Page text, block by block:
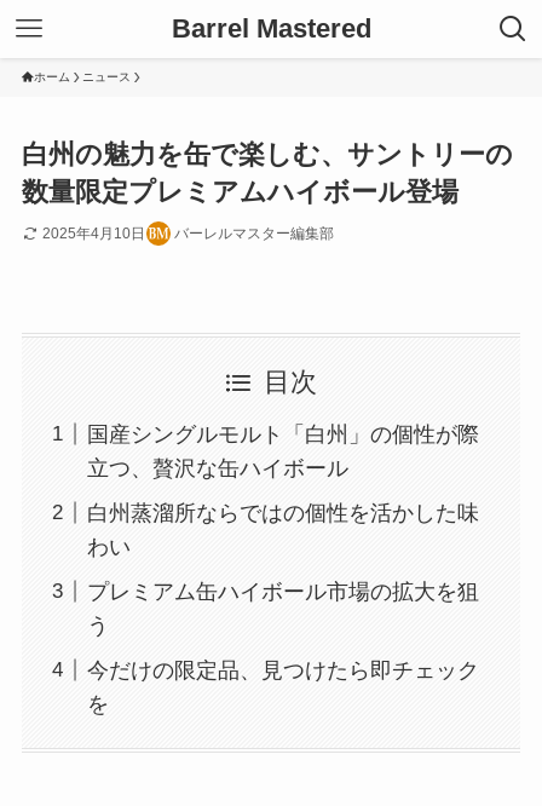
Barrel Mastered
ホーム ニュース
白州の魅力を缶で楽しむ、サントリーの
数量限定プレミアムハイボール登場
2025年4月10日 バーレルマスター編集部
目次
国産シングルモルト「白州」の個性が際
立つ、贅沢な缶ハイボール
白州蒸溜所ならではの個性を活かした味
わい
プレミアム缶ハイボール市場の拡大を狙
う
今だけの限定品、見つけたら即チェック
を